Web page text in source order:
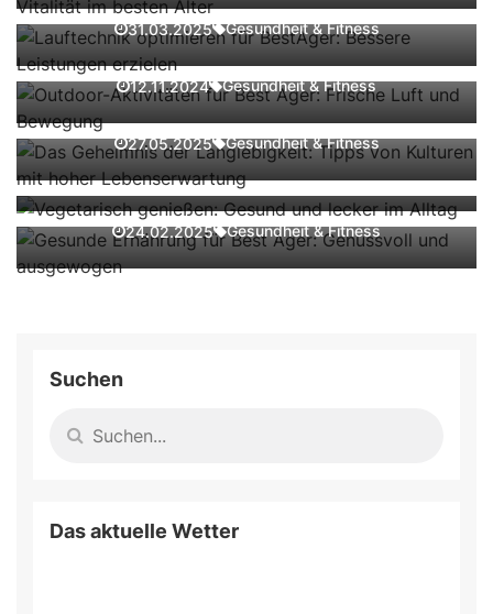
31.03.2025 Gesundheit & Fitness
Outdoor-Aktivitäten für Best Ager:
Frische Luft und Bewegung
12.11.2024 Gesundheit & Fitness
Das Geheimnis der Langlebigkeit: Tipps
von Kulturen mit hoher Lebenserwartung
27.05.2025 Gesundheit & Fitness
Vegetarisch genießen: Gesund und
lecker im Alltag
28.01.2025 Gesundheit & Fitness
Gesunde Ernährung für Best Ager:
Genussvoll und ausgewogen
24.02.2025 Gesundheit & Fitness
Suchen
Das aktuelle Wetter